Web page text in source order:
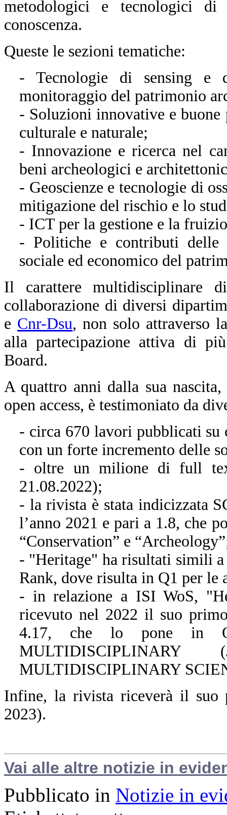
metodologici e tecnologici
conoscenza.
Queste le sezioni tematiche:
- Tecnologie di sensing e
monitoraggio del patrimonio
- Soluzioni innovative e
culturale e naturale;
- Innovazione e ricerca nel
beni archeologici e
- Geoscienze e tecnologie di
mitigazione del rischio e lo
- ICT per la gestione e la
- Politiche e contributi delle
sociale ed economico del
Il carattere multidisciplinare
collaborazione di diversi
e Cnr-Dsu, non solo attraverso
alla partecipazione attiva di
Board.
A quattro anni dalla sua
open access, è testimoniato da
- circa 670 lavori pubblicati su
con un forte incremento delle
- oltre un milione di full
21.08.2022);
- la rivista è stata indicizzata
l’anno 2021 e pari a 1.8, che
“Conservation” e
- "Heritage" ha risultati simili
Rank, dove risulta in Q1 per le
- in relazione a ISI WoS,
ricevuto nel 2022 il suo
4.17, che lo pone in
MULTIDISCIPLINARY
Infine, la rivista riceverà il suo
2023).
Vai alle altre notizie in
Pubblicato in Notizie in